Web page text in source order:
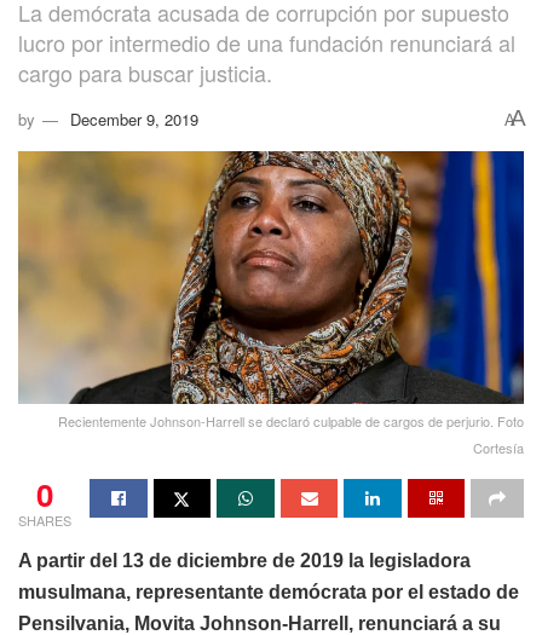
La demócrata acusada de corrupción por supuesto
lucro por intermedio de una fundación renunciará al
cargo para buscar justicia.
by December 9, 2019 AA
Recientemente Johnson-Harrell se declaró culpable de cargos de perjurio. Foto
Cortesía
0
SHARES
A partir del 13 de diciembre de 2019 la legisladora
musulmana, representante demócrata por el estado de
Pensilvania, Movita Johnson-Harrell, renunciará a su